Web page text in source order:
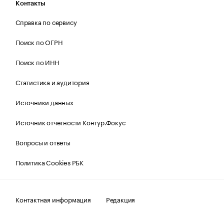
Контакты
Справка по сервису
Поиск по ОГРН
Поиск по ИНН
Статистика и аудитория
Источники данных
Источник отчетности Контур.Фокус
Вопросы и ответы
Политика Cookies РБК
Контактная информация
Редакция